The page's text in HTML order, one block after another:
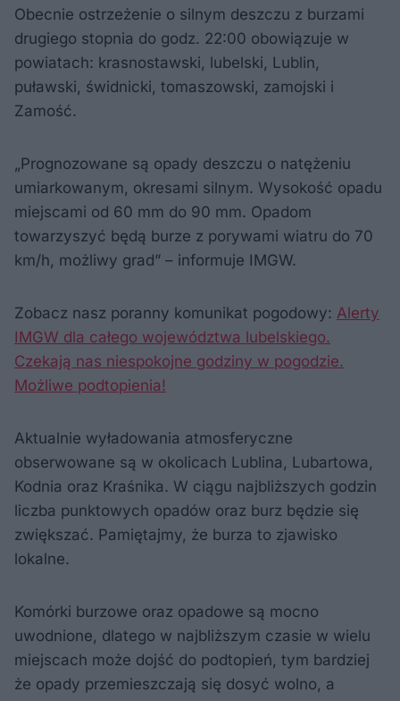
Obecnie ostrzeżenie o silnym deszczu z burzami
drugiego stopnia do godz. 22:00 obowiązuje w
powiatach: krasnostawski, lubelski, Lublin,
puławski, świdnicki, tomaszowski, zamojski i
Zamość.
„Prognozowane są opady deszczu o natężeniu
umiarkowanym, okresami silnym. Wysokość opadu
miejscami od 60 mm do 90 mm. Opadom
towarzyszyć będą burze z porywami wiatru do 70
km/h, możliwy grad” – informuje IMGW.
Zobacz nasz poranny komunikat pogodowy: Alerty
IMGW dla całego województwa lubelskiego.
Czekają nas niespokojne godziny w pogodzie.
Możliwe podtopienia!
Aktualnie wyładowania atmosferyczne
obserwowane są w okolicach Lublina, Lubartowa,
Kodnia oraz Kraśnika. W ciągu najbliższych godzin
liczba punktowych opadów oraz burz będzie się
zwiększać. Pamiętajmy, że burza to zjawisko
lokalne.
Komórki burzowe oraz opadowe są mocno
uwodnione, dlatego w najbliższym czasie w wielu
miejscach może dojść do podtopień, tym bardziej
że opady przemieszczają się dosyć wolno, a